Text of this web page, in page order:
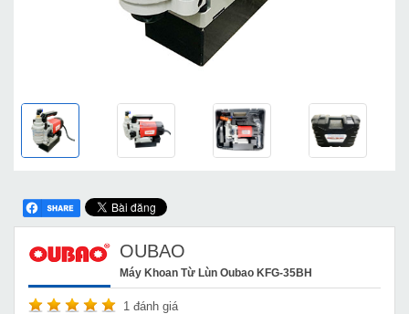
OUBAO
Máy Khoan Từ Lùn Oubao KFG-35BH
1 đánh giá